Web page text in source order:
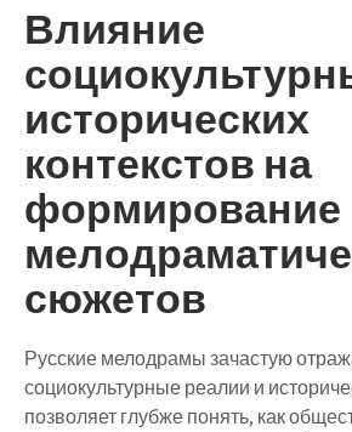
Влияние
исторических
контекстов на
формирование
сюжетов
Русские мелодрамы зачастую
социокультурные реалии и
позволяет глубже понять, как